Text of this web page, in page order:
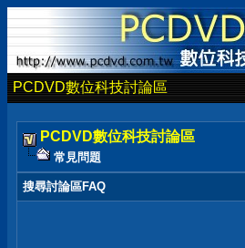
PCDVD數位科技討論區
PCDVD數位科技討論區
常見問題
搜尋討論區FAQ